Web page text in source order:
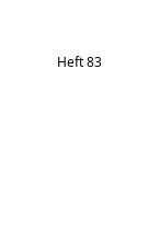
Heft 83